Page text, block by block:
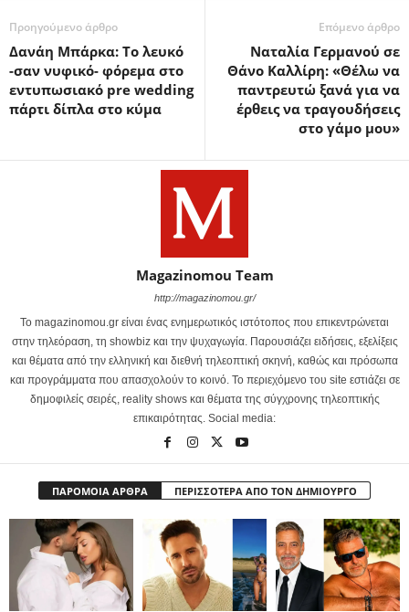
Προηγούμενο άρθρο
Δανάη Μπάρκα: Το λευκό
-σαν νυφικό- φόρεμα στο
εντυπωσιακό pre wedding
πάρτι δίπλα στο κύμα
Επόμενο άρθρο
Ναταλία Γερμανού σε
Θάνο Καλλίρη: «Θέλω να
παντρευτώ ξανά για να
έρθεις να τραγουδήσεις
στο γάμο μου»
Magazinomou Team
http://magazinomou.gr/
Το magazinomou.gr είναι ένας ενημερωτικός ιστότοπος που επικεντρώνεται
στην τηλεόραση, τη showbiz και την ψυχαγωγία. Παρουσιάζει ειδήσεις, εξελίξεις
και θέματα από την ελληνική και διεθνή τηλεοπτική σκηνή, καθώς και πρόσωπα
και προγράμματα που απασχολούν το κοινό. Το περιεχόμενο του site εστιάζει σε
δημοφιλείς σειρές, reality shows και θέματα της σύγχρονης τηλεοπτικής
επικαιρότητας. Social media:
ΠΑΡΟΜΟΙΑ ΑΡΘΡΑ ΠΕΡΙΣΣΟΤΕΡΑ ΑΠΟ ΤΟΝ ΔΗΜΙΟΥΡΓΟ